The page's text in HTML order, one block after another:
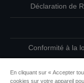
Déclaration de
Conformité à la
En cliquant sur « Accepter
cookies sur votre appareil